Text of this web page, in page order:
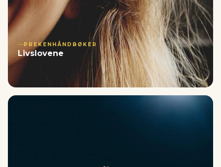
PREKENHÅNDBØKER
Livslovene